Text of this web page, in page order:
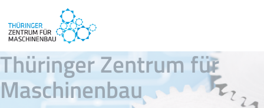
Thüringer Zentrum für
Maschinenbau